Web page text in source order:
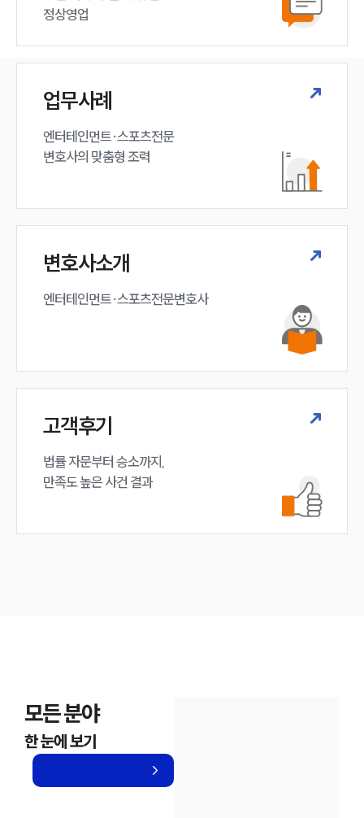
정상영업
업무사례
엔터테인먼트·스포츠전문
변호사의 맞춤형 조력
변호사소개
엔터테인먼트·스포츠전문변호사
고객후기
법률 자문부터 승소까지,
만족도 높은 사건 결과
모든 분야
한 눈에 보기